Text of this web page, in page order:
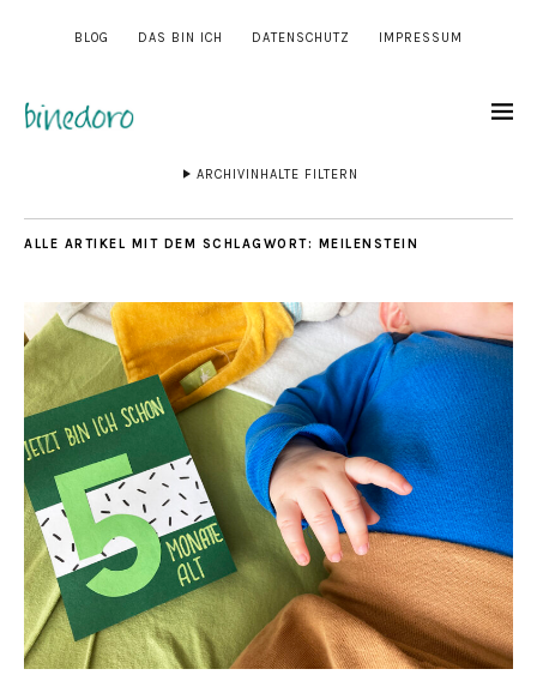
BLOG DAS BIN ICH DATENSCHUTZ IMPRESSUM
ARCHIVINHALTE FILTERN
ALLE ARTIKEL MIT DEM SCHLAGWORT: MEILENSTEIN